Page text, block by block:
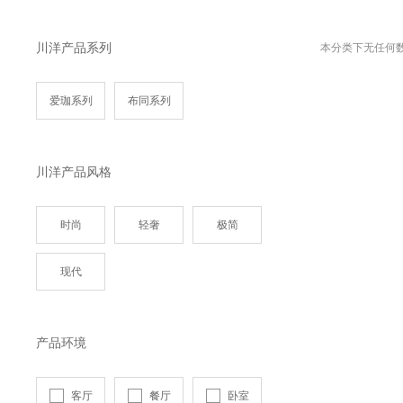
川洋产品系列
爱珈系列 布同系列
川洋产品风格
时尚 轻奢 极简
现代
产品环境
客厅 餐厅 卧室
本分类下无任何